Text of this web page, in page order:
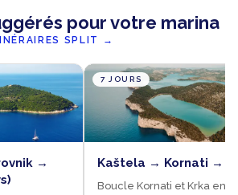
pour votre marina
SPLIT →
→
7 JOURS
Kaštela → Kornati →
Boucle Kornati et Krka en 7